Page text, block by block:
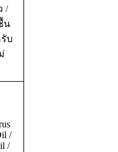
/
น
บ
/
/